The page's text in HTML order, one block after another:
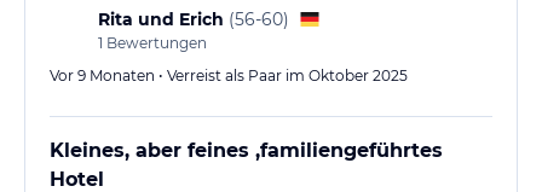
Das Badezimmer war auch sehr gepflegt. Und wir
hatten sogar einen…
Rita und Erich (56-60)
1 Bewertungen
Vor 9 Monaten • Verreist als Paar im Oktober 2025
Kleines, aber feines ,familiengeführtes
Hotel